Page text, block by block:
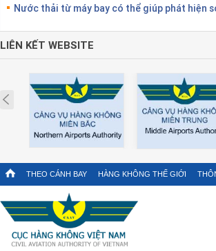
Nước thải từ máy bay có thể giúp phát hiện
LIÊN KẾT WEBSITE
Prev
THEO CÁNH BAY HÀNG KHÔNG THẾ GIỚI